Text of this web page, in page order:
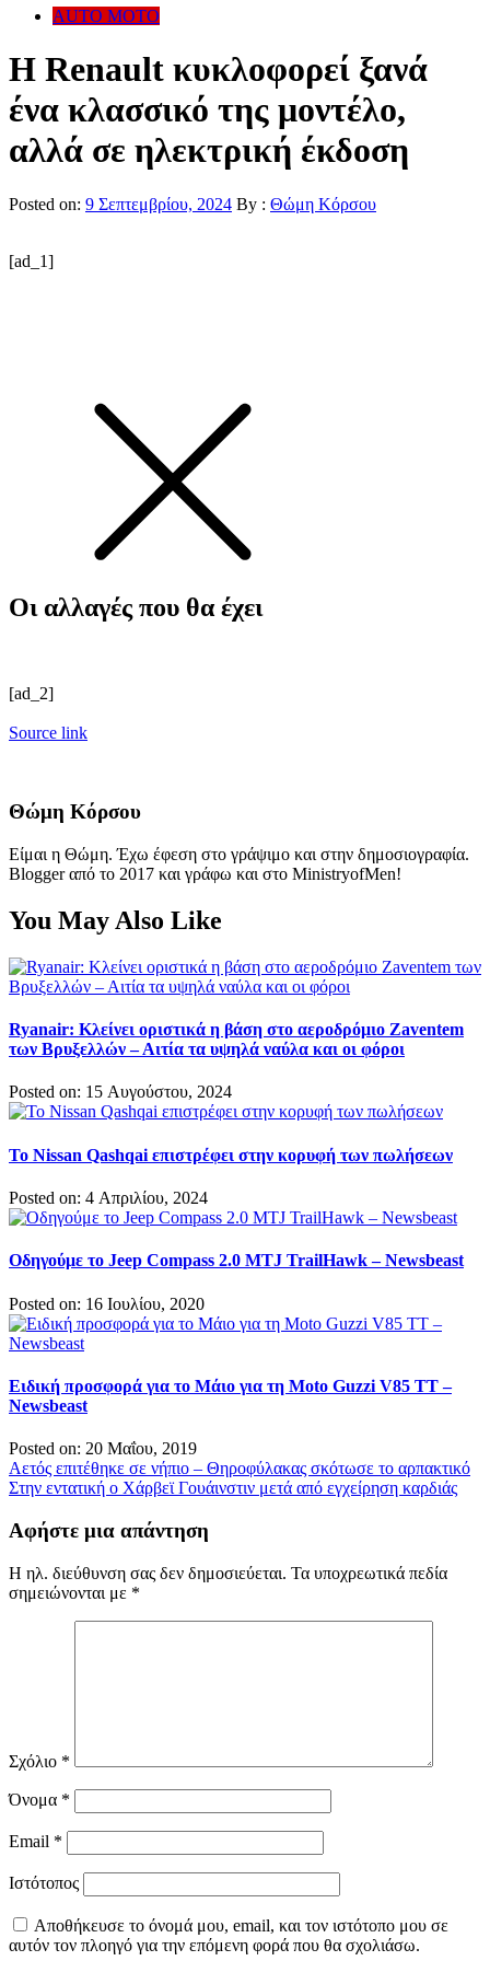
AUTO MOTO
Η Renault κυκλοφορεί ξανά
ένα κλασσικό της μοντέλο,
αλλά σε ηλεκτρική έκδοση
Posted on: 9 Σεπτεμβρίου, 2024 By : Θώμη Κόρσου
[ad_1]
Οι αλλαγές που θα έχει
[ad_2]
Source link
Θώμη Κόρσου
Είμαι η Θώμη. Έχω έφεση στο γράψιμο και στην δημοσιογραφία.
Blogger από το 2017 και γράφω και στο MinistryofMen!
You May Also Like
Ryanair: Κλείνει οριστικά η βάση στο αεροδρόμιο Zaventem
των Βρυξελλών – Αιτία τα υψηλά ναύλα και οι φόροι
Posted on: 15 Αυγούστου, 2024
Το Nissan Qashqai επιστρέφει στην κορυφή των πωλήσεων
Posted on: 4 Απριλίου, 2024
Οδηγούμε το Jeep Compass 2.0 MTJ TrailHawk – Newsbeast
Posted on: 16 Ιουλίου, 2020
Ειδική προσφορά για το Μάιο για τη Moto Guzzi V85 TT –
Newsbeast
Posted on: 20 Μαΐου, 2019
Πλοήγηση
άρθρων
Αετός επιτέθηκε σε νήπιο – Θηροφύλακας σκότωσε το αρπακτικό
Στην εντατική ο Χάρβεϊ Γουάινστιν μετά από εγχείρηση καρδιάς
Αφήστε μια απάντηση
Η ηλ. διεύθυνση σας δεν δημοσιεύεται. Τα υποχρεωτικά πεδία
σημειώνονται με *
Σχόλιο *
Όνομα *
Email *
Ιστότοπος
Αποθήκευσε το όνομά μου, email, και τον ιστότοπο μου σε
αυτόν τον πλοηγό για την επόμενη φορά που θα σχολιάσω.